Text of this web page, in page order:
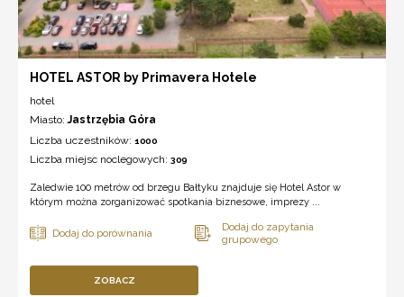
HOTEL ASTOR by Primavera Hotele
hotel
Miasto:Jastrzębia Góra
Liczba uczestników: 1000
Liczba miejsc noclegowych: 309
Zaledwie 100 metrów od brzegu Bałtyku znajduje się Hotel Astor w
którym można zorganizować spotkania biznesowe, imprezy ...
ZOBACZ